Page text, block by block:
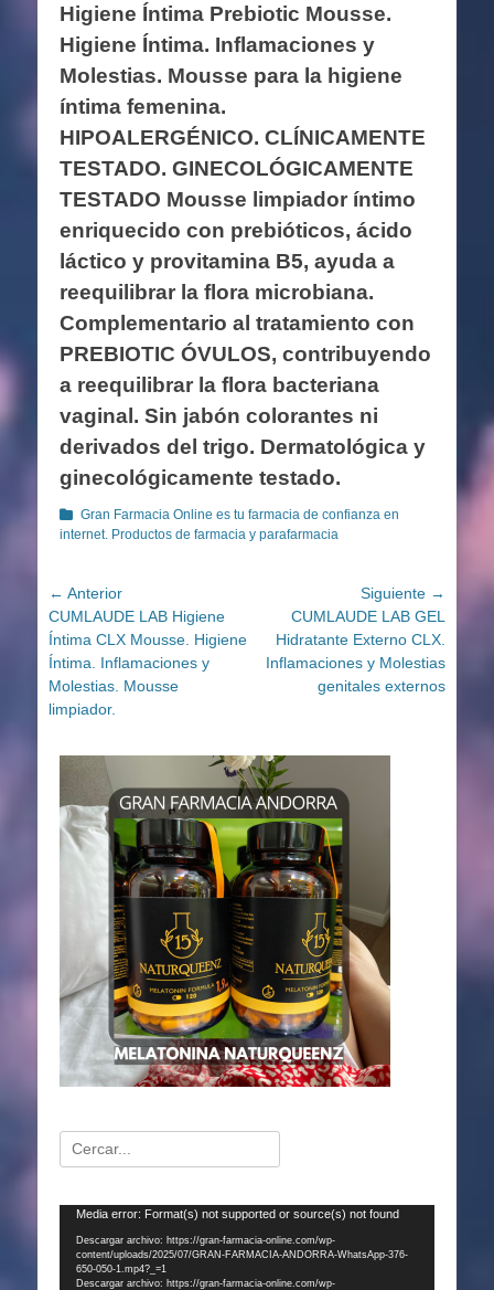
Higiene Íntima Prebiotic Mousse.
Higiene Íntima. Inflamaciones y
Molestias. Mousse para la higiene
íntima femenina.
HIPOALERGÉNICO. CLÍNICAMENTE
TESTADO. GINECOLÓGICAMENTE
TESTADO Mousse limpiador íntimo
enriquecido con prebióticos, ácido
láctico y provitamina B5, ayuda a
reequilibrar la flora microbiana.
Complementario al tratamiento con
PREBIOTIC ÓVULOS, contribuyendo
a reequilibrar la flora bacteriana
vaginal. Sin jabón colorantes ni
derivados del trigo. Dermatológica y
ginecológicamente testado.
Categorías
Gran Farmacia Online es tu farmacia de confianza en
internet. Productos de farmacia y parafarmacia
Navegación
de
entradas
← Anterior
Entrada
anterior:
CUMLAUDE LAB Higiene
Íntima CLX Mousse. Higiene
Íntima. Inflamaciones y
Molestias. Mousse
limpiador.
Siguiente →
Entrada
siguiente:
CUMLAUDE LAB GEL
Hidratante Externo CLX.
Inflamaciones y Molestias
genitales externos
Buscar:
Reproductor
vídeo
Media error: Format(s) not supported or source(s) not found
Descargar archivo: https://gran-farmacia-online.com/wp-
content/uploads/2025/07/GRAN-FARMACIA-ANDORRA-WhatsApp-376-
650-050-1.mp4?_=1
Descargar archivo: https://gran-farmacia-online.com/wp-